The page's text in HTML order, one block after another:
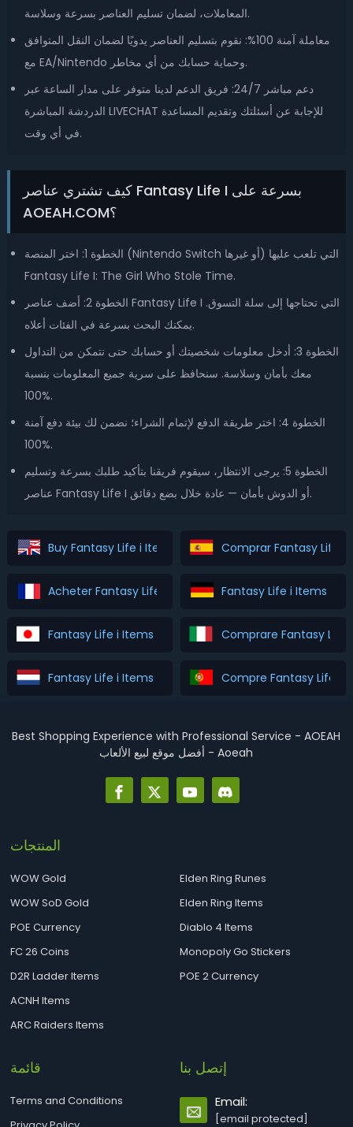
المعاملات، لضمان تسليم العناصر بسرعة وسلاسة.
معاملة آمنة 100%: نقوم بتسليم العناصر يدويًا لضمان النقل المتوافق
مع EA/Nintendo وحماية حسابك من أي مخاطر.
دعم مباشر 24/7: فريق الدعم لدينا متوفر على مدار الساعة عبر
الدردشة المباشرة LIVECHAT للإجابة عن أسئلتك وتقديم المساعدة
في أي وقت.
كيف تشتري عناصر Fantasy Life I بسرعة على
AOEAH.COM؟
الخطوة 1: اختر المنصة (Nintendo Switch أو غيرها) التي تلعب عليها
Fantasy Life I: The Girl Who Stole Time.
الخطوة 2: أضف عناصر Fantasy Life I التي تحتاجها إلى سلة التسوق.
يمكنك البحث بسرعة في الفئات أعلاه.
الخطوة 3: أدخل معلومات شخصيتك أو حسابك حتى نتمكن من التداول
معك بأمان وسلاسة. سنحافظ على سرية جميع المعلومات بنسبة
100%.
الخطوة 4: اختر طريقة الدفع لإتمام الشراء؛ نضمن لك بيئة دفع آمنة
100%.
الخطوة 5: يرجى الانتظار، سيقوم فريقنا بتأكيد طلبك بسرعة وتسليم
عناصر Fantasy Life I أو الدوش بأمان — عادة خلال بضع دقائق.
Buy Fantasy Life i Items Comprar Fantasy Life i
Acheter Fantasy Life i Items Fantasy Life i Items
Fantasy Life i Items を購入 Comprare Fantasy Life
Fantasy Life i Items Kopen Compre Fantasy Life i
Best Shopping Experience with Professional Service - AOEAH
أفضل موقع لبيع الألعاب - Aoeah
المنتجات
WOW Gold
WOW SoD Gold
POE Currency
FC 26 Coins
D2R Ladder Items
ACNH Items
ARC Raiders Items
Elden Ring Runes
Elden Ring Items
Diablo 4 Items
Monopoly Go Stickers
POE 2 Currency
قائمة
Terms and Conditions
إتصل بنا
Email:
[email protected]